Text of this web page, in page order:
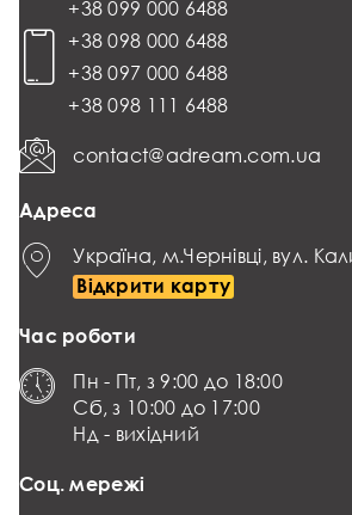
+38 099 000 6488
+38 098 000 6488
+38 097 000 6488
+38 098 111 6488
contact@adream.com.ua
Адреса
Україна, м.Чернівці, вул.
Відкрити карту
Час роботи
Пн - Пт, з 9:00 до 18:00
Сб, з 10:00 до 17:00
Нд - вихідний
Соц. мережі